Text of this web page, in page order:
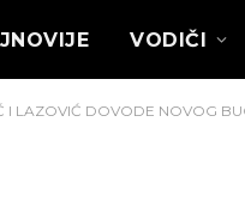
VODIČI
I LAZOVIĆ DOVODE NOVOG